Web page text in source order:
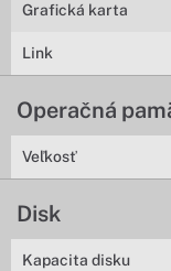
Grafická karta
Link
Operačná
Veľkosť
Disk
Kapacita disku